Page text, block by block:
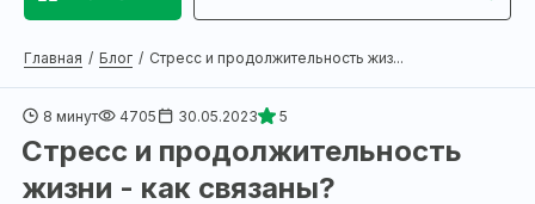
Главная Блог Стресс и продолжительность жиз...
8 минут 4705 30.05.2023 5
Стресс и продолжительность
жизни - как связаны?